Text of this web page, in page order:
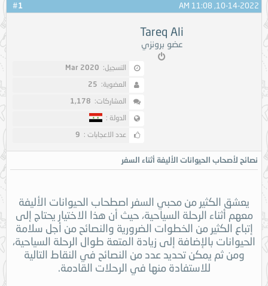
1 10-14-2022, 11:08 AM
Tareq Ali
عضو برونزي
التسجيل: Mar 2020
العضوية: 25
المشاركات: 1,178
الدولة :
عدد الاعجابات : 9
نصائح لأصحاب الحيوانات الأليفة أثناء السفر
يعشق الكثير من محبي السفر اصطحاب الحيوانات الأليفة
معهم أثناء الرحلة السياحية، حيث أن هذا الاختيار يحتاج إلى
إتباع الكثير من الخطوات الضرورية والنصائح من أجل سلامة
الحيوانات بالإضافة إلى زيادة المتعة طوال الرحلة السياحية،
ومن ثم يمكن تحديد عدد من النصائح في النقاط التالية
للاستفادة منها في الرحلات القادمة.